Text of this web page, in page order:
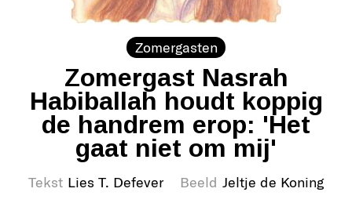
Zomergasten
Zomergast Nasrah
Habiballah houdt koppig
de handrem erop: 'Het
gaat niet om mij'
Tekst Lies T. Defever Beeld Jeltje de Koning